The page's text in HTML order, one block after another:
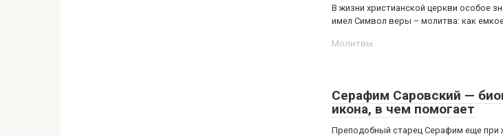
В жизни христианской церкви особое
имел Символ веры – молитва: как
Молитвы
Серафим Саровский —
икона, в чем помогает
Преподобный старец Серафим еще при